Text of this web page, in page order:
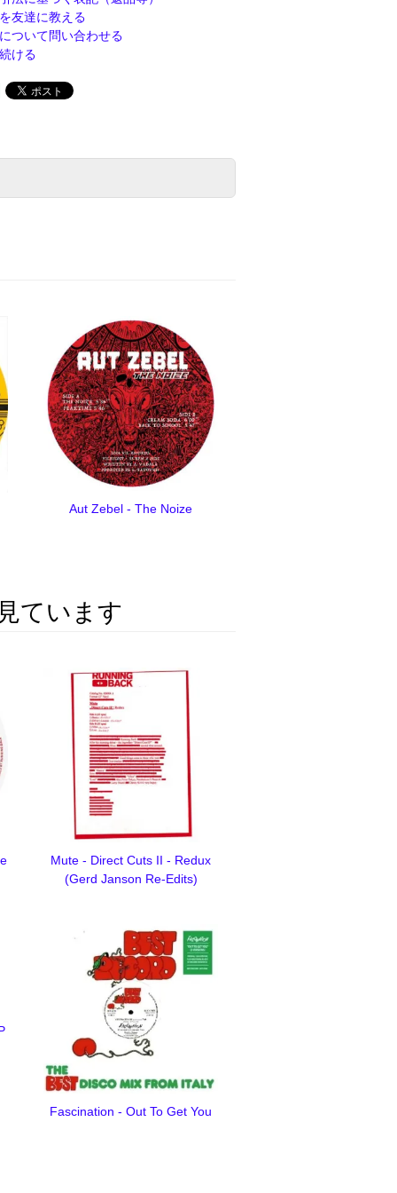
友達に教える
ついて問い合わせる
ける
Aut Zebel - The Noize
ています
Mute - Direct Cuts II - Redux
(Gerd Janson Re-Edits)
Fascination - Out To Get You